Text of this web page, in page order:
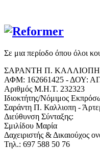
Σε μια περίοδο όπου όλοι
ΣΑΡΑΝΤΗ Π.
ΑΦΜ: 162661425 - ΔΟΥ:
Αριθμός Μ.Η.Τ. 232323
Ιδιοκτήτης/Νόμιμος
Σαράντη Π. Καλλιοπη -
Διεύθυνση Σύνταξης:
Σμιλίδου Μαρία
Δαχειριστής & Δικαιούχος
Τηλ.: 697 588 50 76